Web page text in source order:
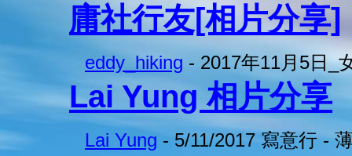
庸社行友[相片分享]
eddy_hiking - 2017年11月5日_
Lai Yung 相片分享
Lai Yung - 5/11/2017 寫意行 -